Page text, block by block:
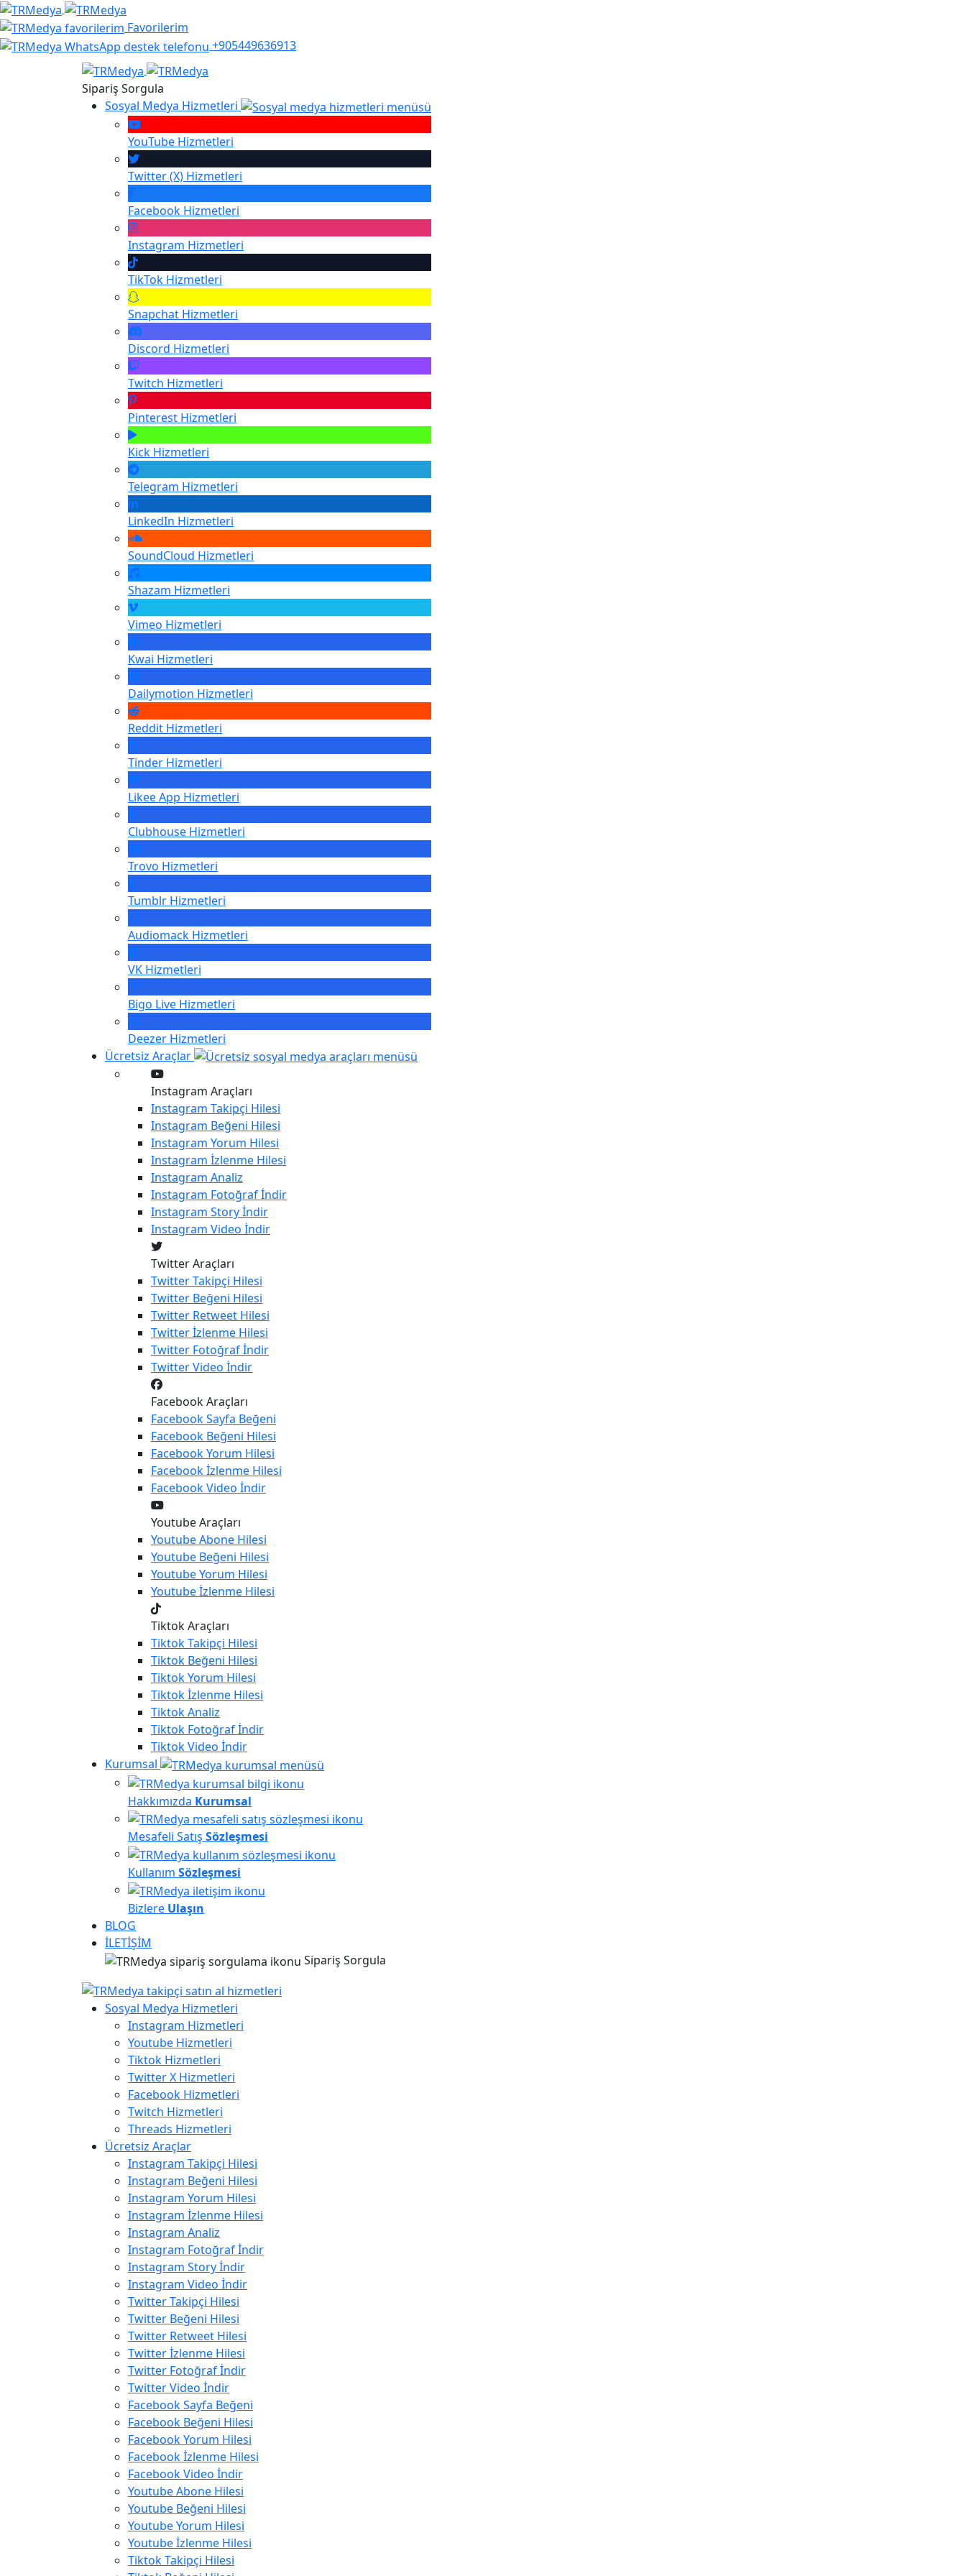
Favorilerim
+905449636913
Sipariş Sorgula
Sosyal Medya Hizmetleri
YouTube Hizmetleri
Twitter (X) Hizmetleri
Facebook Hizmetleri
Instagram Hizmetleri
TikTok Hizmetleri
Snapchat Hizmetleri
Discord Hizmetleri
Twitch Hizmetleri
Pinterest Hizmetleri
Kick Hizmetleri
Telegram Hizmetleri
LinkedIn Hizmetleri
SoundCloud Hizmetleri
Shazam Hizmetleri
Vimeo Hizmetleri
Kwai Hizmetleri
Dailymotion Hizmetleri
Reddit Hizmetleri
Tinder Hizmetleri
Likee App Hizmetleri
Clubhouse Hizmetleri
Trovo Hizmetleri
Tumblr Hizmetleri
Audiomack Hizmetleri
VK Hizmetleri
Bigo Live Hizmetleri
Deezer Hizmetleri
Ücretsiz Araçlar
Instagram Araçları
Instagram Takipçi Hilesi
Instagram Beğeni Hilesi
Instagram Yorum Hilesi
Instagram İzlenme Hilesi
Instagram Analiz
Instagram Fotoğraf İndir
Instagram Story İndir
Instagram Video İndir
Twitter Araçları
TwitterTakipçi Hilesi
Twitter Beğeni Hilesi
Twitter Retweet Hilesi
Twitterİzlenme Hilesi
Twitter Fotoğraf İndir
TwitterVideo İndir
Facebook Araçları
FacebookSayfa Beğeni
Facebook Beğeni Hilesi
FacebookYorum Hilesi
Facebookİzlenme Hilesi
FacebookVideo İndir
Youtube Araçları
YoutubeAbone Hilesi
Youtube Beğeni Hilesi
YoutubeYorum Hilesi
Youtubeİzlenme Hilesi
Tiktok Araçları
TiktokTakipçi Hilesi
Tiktok Beğeni Hilesi
TiktokYorum Hilesi
Tiktokİzlenme Hilesi
TiktokAnaliz
Tiktok Fotoğraf İndir
TiktokVideo İndir
Kurumsal
Hakkımızda Kurumsal
Mesafeli Satış Sözleşmesi
Kullanım Sözleşmesi
Bizlere Ulaşın
BLOG
İLETİŞİM
Sipariş Sorgula
Sosyal Medya Hizmetleri
Instagram Hizmetleri
Youtube Hizmetleri
Tiktok Hizmetleri
Twitter X Hizmetleri
Facebook Hizmetleri
Twitch Hizmetleri
Threads Hizmetleri
Ücretsiz Araçlar
Instagram Takipçi Hilesi
Instagram Beğeni Hilesi
Instagram Yorum Hilesi
Instagram İzlenme Hilesi
Instagram Analiz
Instagram Fotoğraf İndir
Instagram Story İndir
Instagram Video İndir
Twitter Takipçi Hilesi
Twitter Beğeni Hilesi
Twitter Retweet Hilesi
Twitter İzlenme Hilesi
Twitter Fotoğraf İndir
Twitter Video İndir
Facebook Sayfa Beğeni
Facebook Beğeni Hilesi
Facebook Yorum Hilesi
Facebook İzlenme Hilesi
Facebook Video İndir
Youtube Abone Hilesi
Youtube Beğeni Hilesi
Youtube Yorum Hilesi
Youtube İzlenme Hilesi
Tiktok Takipçi Hilesi